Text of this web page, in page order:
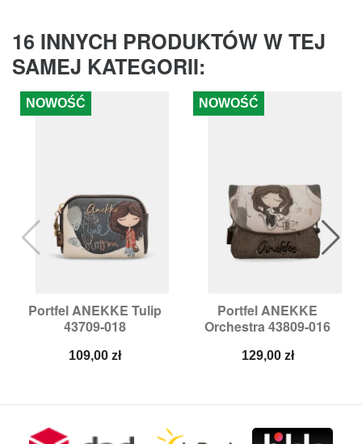
16 INNYCH PRODUKTÓW W TEJ
SAMEJ KATEGORII:
Portfel ANEKKE Tulip
43709-018
Cena
109,00 zł
NOWOŚĆ
Portfel ANEKKE
Orchestra 43809-016
Cena
129,00 zł
NOWOŚĆ